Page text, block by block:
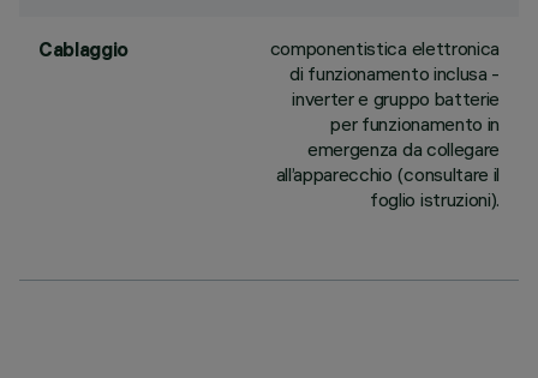
Cablaggio
componentistica elettronica
di funzionamento inclusa -
inverter e gruppo batterie
per funzionamento in
emergenza da collegare
all’apparecchio (consultare il
foglio istruzioni).